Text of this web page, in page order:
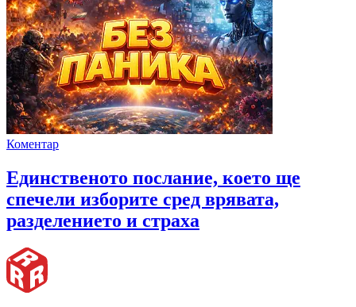
Коментар
Единственото послание, което ще
спечели изборите сред врявата,
разделението и страха